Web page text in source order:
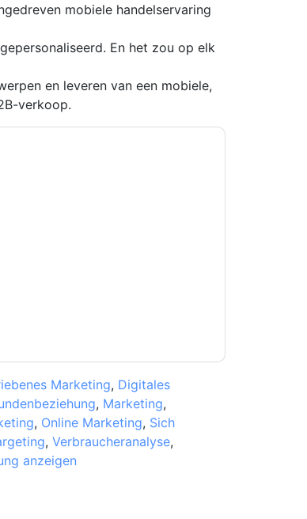
mobiele handelservaring
En het zou op elk
en leveren van een mobiele,
verkoop.
Marketing, Digitales
, Marketing,
, Online Marketing, Sich
, Verbraucheranalyse,
anzeigen